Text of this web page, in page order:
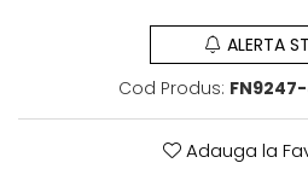
ALERTA
Cod Produs:
Adauga la